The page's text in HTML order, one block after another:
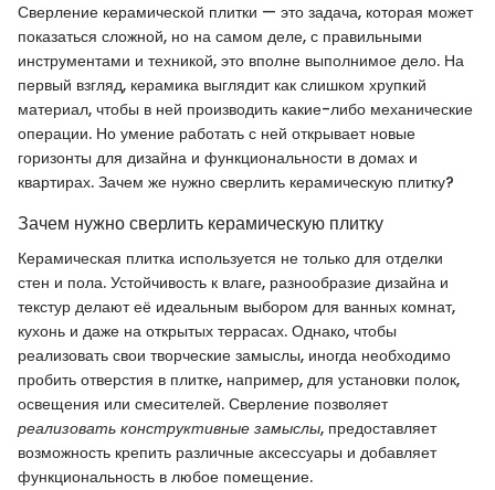
Сверление керамической плитки — это задача, которая может
показаться сложной, но на самом деле, с правильными
инструментами и техникой, это вполне выполнимое дело. На
первый взгляд, керамика выглядит как слишком хрупкий
материал, чтобы в ней производить какие-либо механические
операции. Но умение работать с ней открывает новые
горизонты для дизайна и функциональности в домах и
квартирах. Зачем же нужно сверлить керамическую плитку?
Зачем нужно сверлить керамическую плитку
Керамическая плитка используется не только для отделки
стен и пола. Устойчивость к влаге, разнообразие дизайна и
текстур делают её идеальным выбором для ванных комнат,
кухонь и даже на открытых террасах. Однако, чтобы
реализовать свои творческие замыслы, иногда необходимо
пробить отверстия в плитке, например, для установки полок,
освещения или смесителей. Сверление позволяет
реализовать конструктивные замыслы, предоставляет
возможность крепить различные аксессуары и добавляет
функциональность в любое помещение.